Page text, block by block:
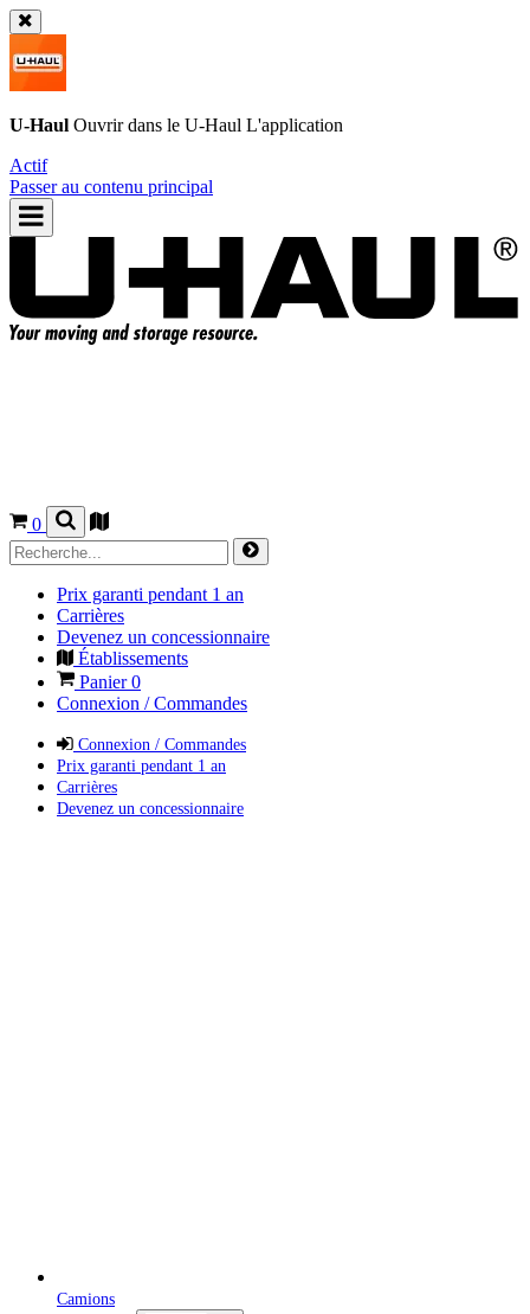
U-Haul Ouvrir dans le U-Haul L'application
Actif
Passer au contenu principal
0
Prix garanti pendant 1 an
Carrières
Devenez un concessionnaire
Établissements
Panier0
Connexion / Commandes
Connexion / Commandes
Prix garanti pendant 1 an
Carrières
Devenez un concessionnaire
Camions